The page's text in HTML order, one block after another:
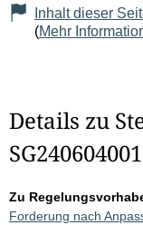
Inhalt dieser
(Mehr
Details zu
Zu
Forderung nach